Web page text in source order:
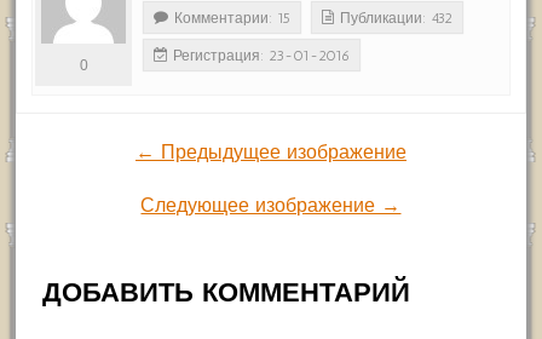
0
Комментарии: 15 Публикации: 432
Регистрация: 23-01-2016
← Предыдущее изображение
Следующее изображение →
ДОБАВИТЬ КОММЕНТАРИЙ